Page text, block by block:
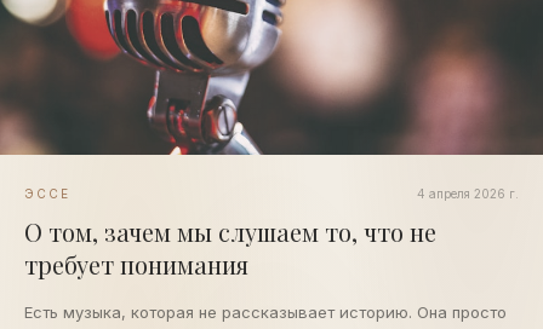
ЭССЕ 4 апреля 2026 г.
О том, зачем мы слушаем то, что не
требует понимания
Есть музыка, которая не рассказывает историю. Она просто